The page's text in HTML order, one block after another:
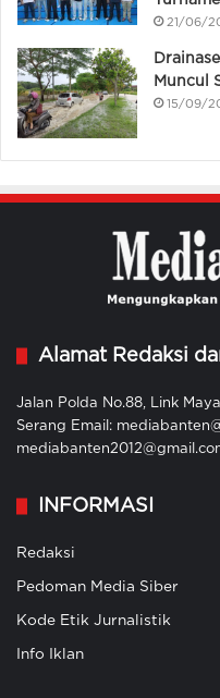
21/06/
Muncul
15/09/
Alamat Redaksi
Jalan Polda No.88, Link
Serang Email:
INFORMASI
Redaksi
Pedoman Media Siber
Kode Etik Jurnalistik
Info Iklan